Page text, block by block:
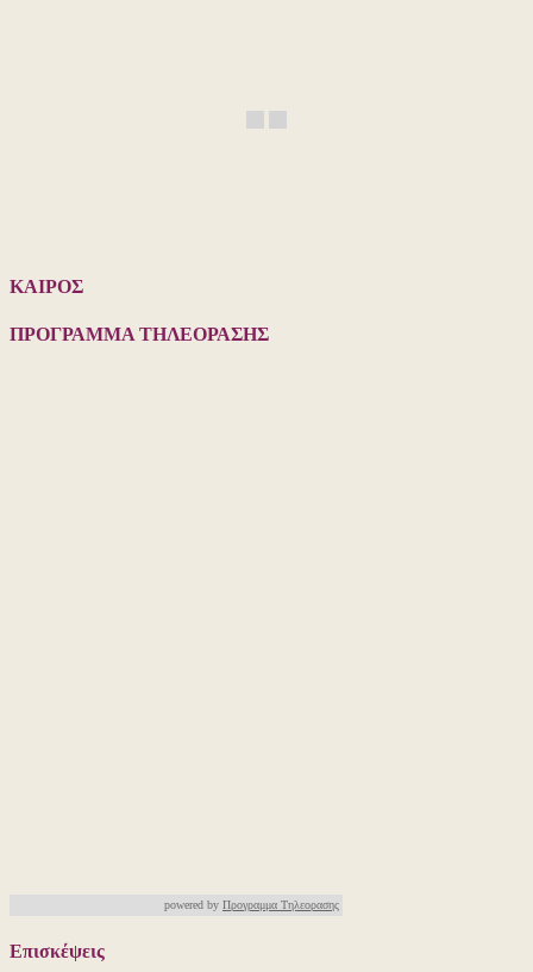
ΚΑΙΡΟΣ
ΠΡΟΓΡΑΜΜΑ ΤΗΛΕΟΡΑΣΗΣ
powered by Προγραμμα Τηλεορασης
Επισκέψεις